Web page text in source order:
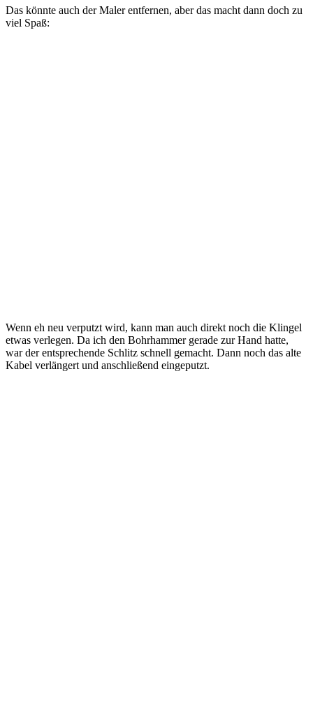
Das könnte auch der Maler entfernen, aber das macht dann doch zu
viel Spaß:
Wenn eh neu verputzt wird, kann man auch direkt noch die Klingel
etwas verlegen. Da ich den Bohrhammer gerade zur Hand hatte,
war der entsprechende Schlitz schnell gemacht. Dann noch das alte
Kabel verlängert und anschließend eingeputzt.